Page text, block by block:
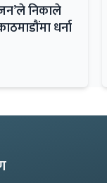
निकाले
धर्ना